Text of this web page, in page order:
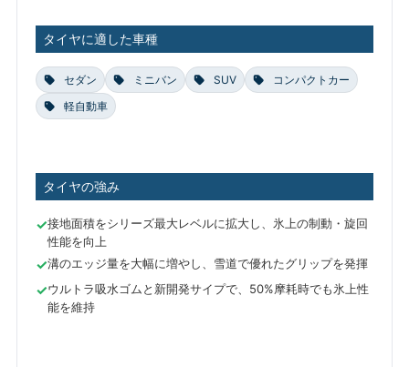
タイヤに適した車種
セダン ミニバン SUV
コンパクトカー
軽自動車
タイヤの強み
接地面積をシリーズ最大レベルに拡大し、氷上の制動・旋回
性能を向上
溝のエッジ量を大幅に増やし、雪道で優れたグリップを発揮
ウルトラ吸水ゴムと新開発サイプで、50%摩耗時でも氷上性
能を維持